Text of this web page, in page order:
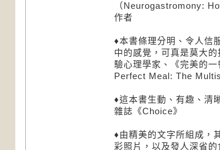
（Neurogastromony:
作者
♦本書條理分明、令人信
中的感覺，可真是莫大
驗心理學家、《完美的
Perfect Meal: The
♦這本書生動、有趣、清
雜誌《Choice》
♦由精美的文字所組成，
彩照片，以及發人深省